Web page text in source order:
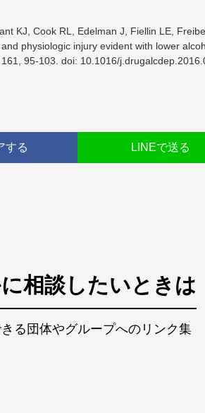
KJ, Cook RL, Edelman J, Fiellin LE,
physiologic injury evident with lower
95-103. doi: 10.1016/
する LINEで送る
相談したいときは
る団体やグループへのリンク集